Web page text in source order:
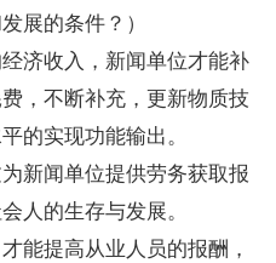
展的条件？）
收入，新闻单位才能补
，不断补充，更新物质技
的实现功能输出。
闻单位提供劳务获取报
人的生存与发展。
提高从业人员的报酬，